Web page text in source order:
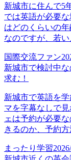
新城市に住んで5
では英語が必要
はどのくらいの
なのですが、若
国際交流ファン
新城市で検討中
求む！
新城市で英語を
マを字幕なしで
ェは予約が必要
きるのか、予約
まったり学習